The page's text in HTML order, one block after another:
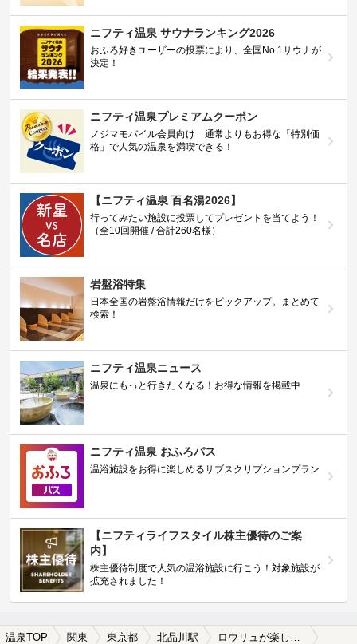
ニフティ温泉 サウナランキング2026
おふろ好きユーザーの投票により、全国No.1サウナが
決定！
ニフティ温泉プレミアムクーポン
ノジマモバイル会員向け 通常よりもお得な「特別価
格」で人気の温泉を満喫できる！
【ニフティ温泉 百名湯2026】
行ってみたい施設に投票してプレゼントを当てよう！
（全10回開催 / 合計260名様）
岩盤浴特集
日本全国の岩盤浴情報だけをピックアップ。まとめて
検索！
ニフティ温泉ニュース
温泉にもっと行きたくなる！お得な情報を掲載中
ニフティ温泉 おふろパス
温浴施設をお得に楽しめるサブスクリプションプラン
【ニフティライフスタイル株主優待のご案
内】
株主優待制度で人気の温浴施設に行こう！対象施設が
拡充されました！
温泉TOP 関東 東京都 北品川駅